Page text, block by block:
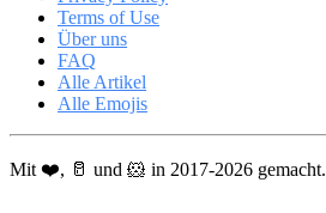
Terms of Use
Über uns
FAQ
Alle Artikel
Alle Emojis
Mit ❤️, 🥛 und 🐹 in 2017-2026 gemacht.